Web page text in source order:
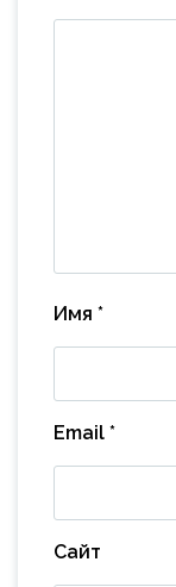
Имя *
Email *
Сайт